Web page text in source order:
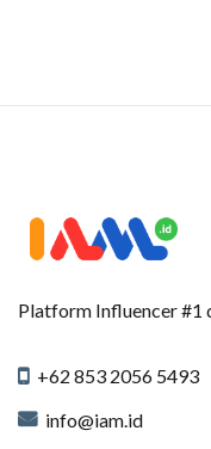
Platform Influencer #1
+62 853 2056 5493
info@iam.id